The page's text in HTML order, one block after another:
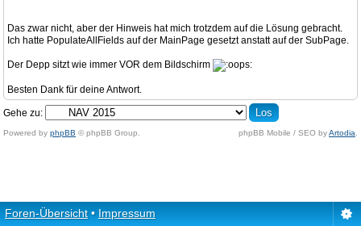
Das zwar nicht, aber der Hinweis hat mich trotzdem auf die Lösung gebracht.
Ich hatte PopulateAllFields auf der MainPage gesetzt anstatt auf der SubPage.
Der Depp sitzt wie immer VOR dem Bildschirm
Besten Dank für deine Antwort.
Gehe zu:
Powered by phpBB © phpBB Group. phpBB Mobile / SEO byArtodia
Foren-Übersicht• Impressum